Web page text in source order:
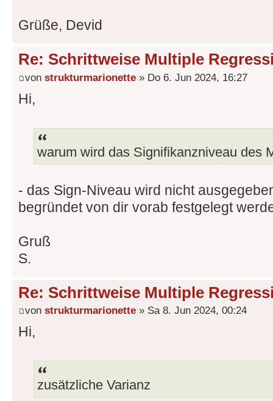
Grüße, Devid
Re: Schrittweise Multiple
von strukturmarionette » Do 6. Jun 2024, 16:27
Hi,
warum wird das Signifikanzniveau des
- das Sign-Niveau wird nicht
begründet von dir vorab festgelegt
Gruß
S.
Re: Schrittweise Multiple
von strukturmarionette » Sa 8. Jun 2024, 00:24
Hi,
zusätzliche Varianz